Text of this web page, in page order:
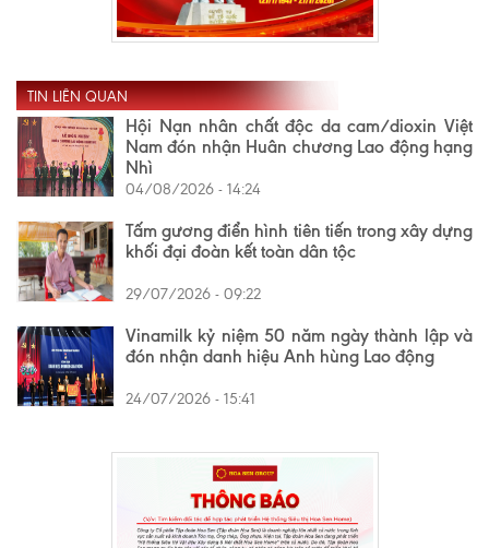
TIN LIÊN QUAN
Hội Nạn nhân chất độc da cam/dioxin Việt
Nam đón nhận Huân chương Lao động hạng
Nhì
04/08/2026 - 14:24
Tấm gương điển hình tiên tiến trong xây dựng
khối đại đoàn kết toàn dân tộc
29/07/2026 - 09:22
Vinamilk kỷ niệm 50 năm ngày thành lập và
đón nhận danh hiệu Anh hùng Lao động
24/07/2026 - 15:41